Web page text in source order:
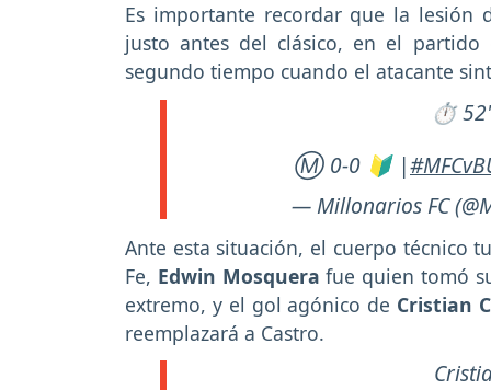
Es importante recordar que la lesión
justo antes del clásico, en el
segundo tiempo cuando el atacante
⏱️ 52'
Ⓜ️ 0-0 🔰 |
— Millonarios FC
Ante esta situación, el cuerpo técnico
Fe, Edwin Mosquera fue quien tomó
extremo, y el gol agónico de Cristian
reemplazará a Castro.